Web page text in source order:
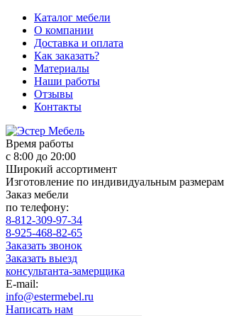
Каталог мебели
О компании
Доставка и оплата
Как заказать?
Материалы
Наши работы
Отзывы
Контакты
Время работы
с 8:00 до 20:00
Широкий ассортимент
Изготовление по индивидуальным размерам
Заказ мебели
по телефону:
8-812-309-97-34
8-925-468-82-65
Заказать звонок
Заказать выезд
консультанта-замерщика
E-mail:
info@estermebel.ru
Написать нам